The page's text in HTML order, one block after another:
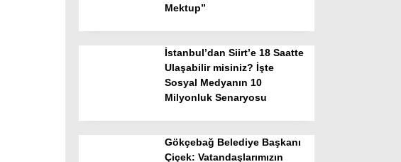
Mektup”
İstanbul’dan Siirt’e 18 Saatte
Ulaşabilir misiniz? İşte
Sosyal Medyanın 10
Milyonluk Senaryosu
Gökçebağ Belediye Başkanı
Çiçek: Vatandaşlarımızın